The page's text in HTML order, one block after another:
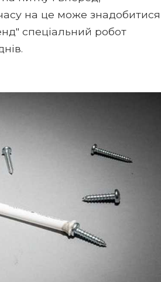
на це може знадобитися
спеціальний робот